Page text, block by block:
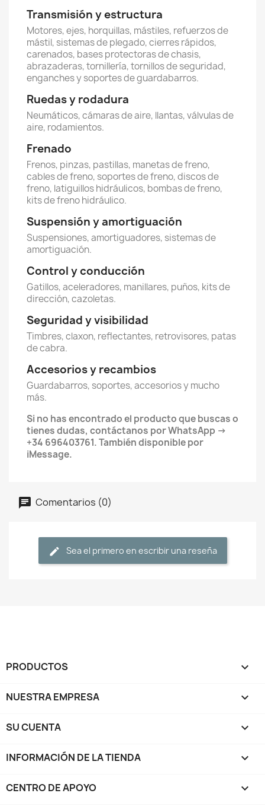
Transmisión y estructura
Motores, ejes, horquillas, mástiles, refuerzos de
mástil, sistemas de plegado, cierres rápidos,
carenados, bases protectoras de chasis,
abrazaderas, tornillería, tornillos de seguridad,
enganches y soportes de guardabarros.
Ruedas y rodadura
Neumáticos, cámaras de aire, llantas, válvulas de
aire, rodamientos.
Frenado
Frenos, pinzas, pastillas, manetas de freno,
cables de freno, soportes de freno, discos de
freno, latiguillos hidráulicos, bombas de freno,
kits de freno hidráulico.
Suspensión y amortiguación
Suspensiones, amortiguadores, sistemas de
amortiguación.
Control y conducción
Gatillos, aceleradores, manillares, puños, kits de
dirección, cazoletas.
Seguridad y visibilidad
Timbres, claxon, reflectantes, retrovisores, patas
de cabra.
Accesorios y recambios
Guardabarros, soportes, accesorios y mucho
más.
Si no has encontrado el producto que buscas o
tienes dudas, contáctanos por WhatsApp →
+34 696403761. También disponible por
iMessage.
Comentarios (0)
Sea el primero en escribir una reseña
PRODUCTOS 
NUESTRA EMPRESA 
SU CUENTA 
INFORMACIÓN DE LA TIENDA keyboard_arrow_down
CENTRO DE APOYO 